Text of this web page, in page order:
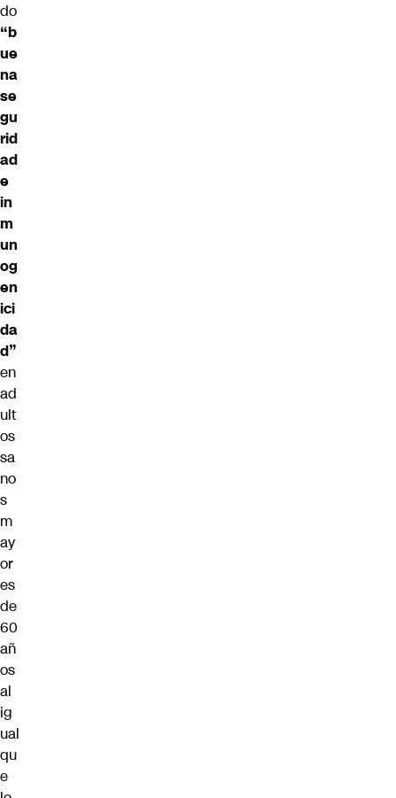
do
“b
ue
na
se
gu
rid
ad
e
in
m
un
og
en
ici
da
d”
en
ad
ult
os
sa
no
s
m
ay
or
es
de
60
añ
os
al
ig
ual
qu
e